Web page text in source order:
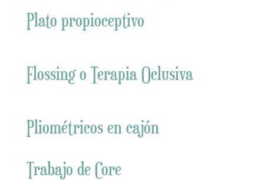
Plato propioceptivo
Flossing o Terapia Oclusiva
Pliométricos en cajón
Trabajo de Core